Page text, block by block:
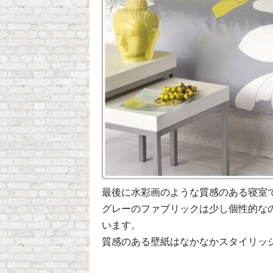
最後に水彩画のような質感のある寝室
グレーのファブリックは少し個性的
います。
質感のある壁紙はなかなかスタイリッ